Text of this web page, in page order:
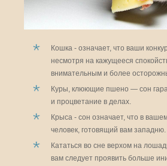
Кошка - означает, что ваши
несмотря на кажущееся
внимательным и более
Куры, клюющие пшено — сон
и процветание в делах.
Крыса - сон означает, что в
человек, готовящий вам западню.
Кататься во сне верхом на
вам следует проявить больше